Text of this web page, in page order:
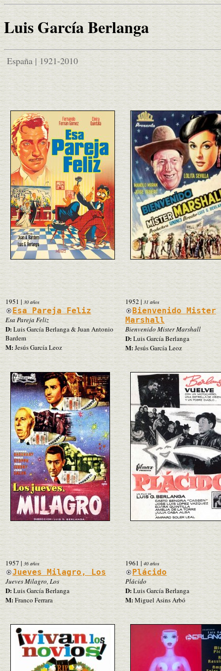
Luis García Berlanga
España | 1921-2010
1951 | 30 años
Esa Pareja Feliz
Esa Pareja Feliz
D:Luis García Berlanga & Juan Antonio
Bardem
M:Jesús García Leoz
1952 | 31 años
Bienvenido Mister
Marshall
Bienvenido Mister Marshall
D:Luis García Berlanga
M:Jesús García Leoz
1957 | 36 años
Jueves Milagro, Los
Jueves Milagro, Los
D:Luis García Berlanga
M: Franco Ferrara
1961 | 40 años
Plácido
Plácido
D:Luis García Berlanga
M:Miguel Asins Arbó